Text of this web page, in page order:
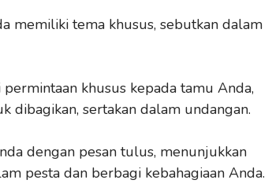
memiliki tema khusus, sebutkan dalam
khusus kepada tamu Anda,
dibagikan, sertakan dalam undangan.
dengan pesan tulus, menunjukkan
pesta dan berbagi kebahagiaan Anda.